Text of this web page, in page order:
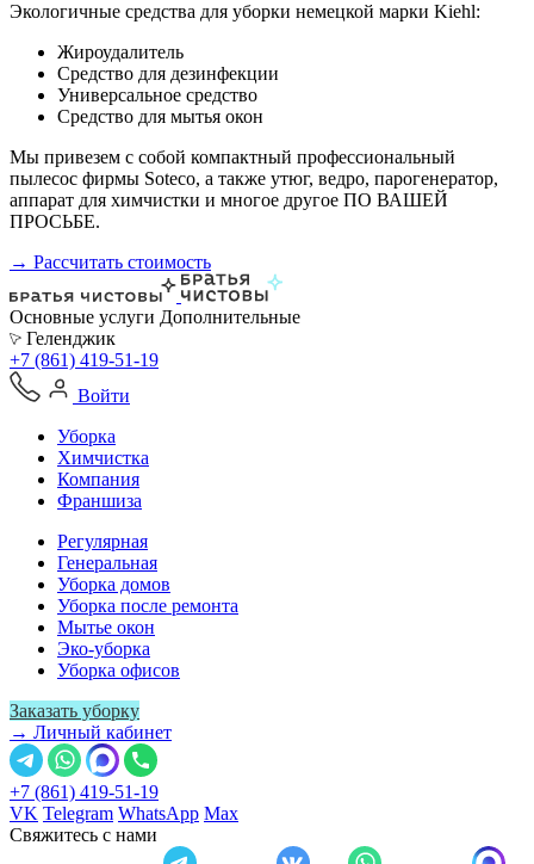
Экологичные средства для уборки немецкой марки Kiehl:
Жироудалитель
Средство для дезинфекции
Универсальное средство
Средство для мытья окон
Мы привезем с собой компактный профессиональный
пылесос фирмы Soteco, а также утюг, ведро, парогенератор,
аппарат для химчистки и многое другое ПО ВАШЕЙ
ПРОСЬБЕ.
→ Рассчитать стоимость
Основные услуги Дополнительные
Геленджик
+7 (861) 419-51-19
Войти
Уборка
Химчистка
Компания
Франшиза
Регулярная
Генеральная
Уборка домов
Уборка после ремонта
Мытье окон
Эко-уборка
Уборка офисов
Заказать уборку
→ Личный кабинет
+7 (861) 419-51-19
VK Telegram WhatsApp Max
Свяжитесь с нами